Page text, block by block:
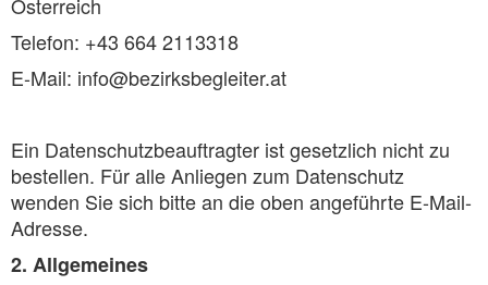
Telefon: +43 664 2113318
E-Mail: info@bezirksbegleiter.at
Ein Datenschutzbeauftragter ist gesetzlich nicht zu
bestellen. Für alle Anliegen zum Datenschutz
wenden Sie sich bitte an die oben angeführte E-Mail-
Adresse.
2. Allgemeines